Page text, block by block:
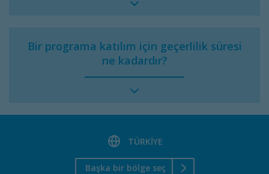
Bir programa katılım için geçerlilik süresi
ne kadardır?
TÜRKIYE
Başka bir bölge seç